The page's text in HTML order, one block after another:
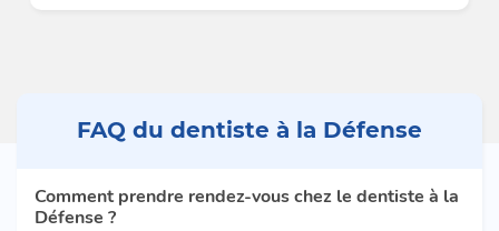
FAQ du dentiste à la Défense
Comment prendre rendez-vous chez le dentiste à la
Défense ?